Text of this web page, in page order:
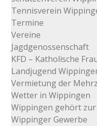
Tennisverein
Termine
Vereine
Jagdgenossenschaft
KFD – Katholische
Landjugend
Vermietung der
Wetter in Wippingen
Wippingen gehört
Wippinger Gewerbe